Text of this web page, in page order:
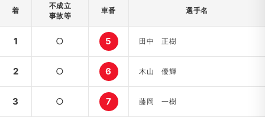
着
不成立
事故等
車番 選手名
1 ○ 5 田中 正樹
2 ○ 6 木山 優輝
3 ○ 7 藤岡 一樹